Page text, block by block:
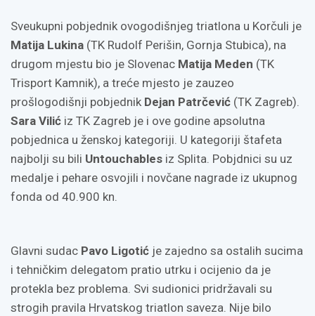
Sveukupni pobjednik ovogodišnjeg triatlona u Korčuli je
Matija Lukina (TK Rudolf Perišin, Gornja Stubica), na
drugom mjestu bio je Slovenac Matija Meden (TK
Trisport Kamnik), a treće mjesto je zauzeo
prošlogodišnji pobjednik Dejan Patrčević (TK Zagreb).
Sara Vilić iz TK Zagreb je i ove godine apsolutna
pobjednica u ženskoj kategoriji. U kategoriji štafeta
najbolji su bili Untouchables iz Splita. Pobjdnici su uz
medalje i pehare osvojili i novčane nagrade iz ukupnog
fonda od 40.900 kn.
Glavni sudac Pavo Ligotić je zajedno sa ostalih sucima
i tehničkim delegatom pratio utrku i ocijenio da je
protekla bez problema. Svi sudionici pridržavali su
strogih pravila Hrvatskog triatlon saveza. Nije bilo